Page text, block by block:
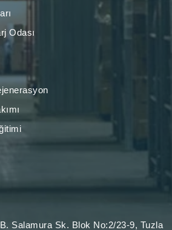
Odası
Salamura Sk. Blok No:2/23-9, Tuzla